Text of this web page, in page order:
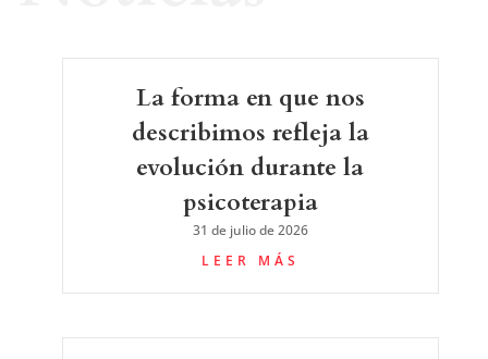
La forma en que nos
describimos refleja la
evolución durante la
psicoterapia
31 de julio de 2026
LEER MÁS